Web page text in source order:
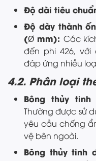
Độ dài tiêu
Độ dày thành
(Ø mm): Các
đến phi 426, với
đáp ứng nhiều
4.2. Phân loại
Bông thủy
Thường được sử
yêu cầu chống
vệ bên ngoài.
Bông thủy tinh